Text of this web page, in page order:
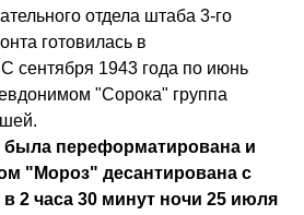
отдела штаба 3-го
готовилась в
сентября 1943 года по июнь
"Сорока" группа
была переформатирована и
"Мороз" десантирована с
2 часа 30 минут ночи 25 июля